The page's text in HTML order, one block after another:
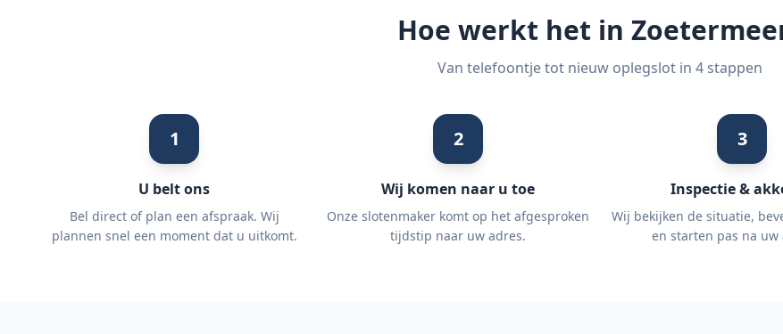
Hoe werkt het in
Van telefoontje tot nieuw oplegslot in 4 stappen
1
U belt ons
Bel direct of plan een afspraak. Wij
plannen snel een moment dat u uitkomt.
2
Wij komen naar u toe
Onze slotenmaker komt op het afgesproken
tijdstip naar uw adres.
3
Inspectie &
Wij bekijken de situatie,
en starten pas na uw